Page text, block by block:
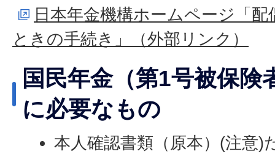
日本年金機構ホームページ「
ときの手続き」（外部リンク）
国民年金（第1号被保険
に必要なもの
本人確認書類（原本）(注意)